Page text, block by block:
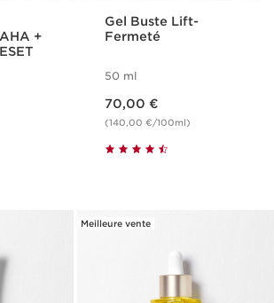
+
Gel Buste Lift-
Fermeté
50 ml
70,00 €
(140,00 €/100ml)
Meilleure vente